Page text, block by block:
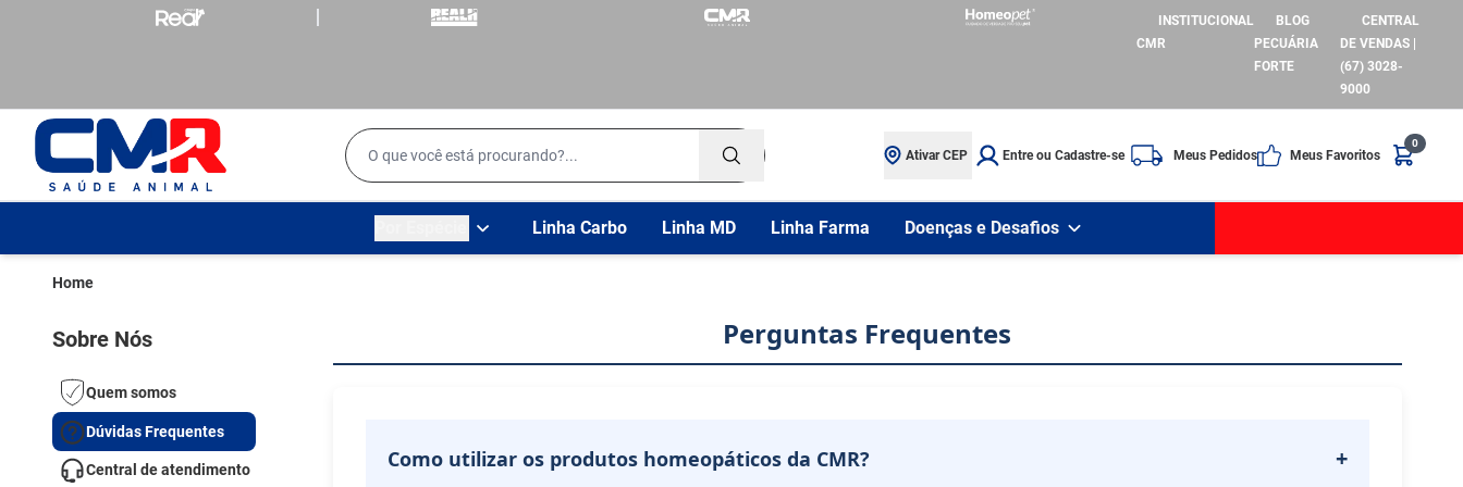
INSTITUCIONAL
CMR
BLOG
PECUÁRIA
FORTE
CENTRAL
DE VENDAS |
(67) 3028-
9000
AtivarCEP Entre ou Cadastre-se Meus Pedidos Meus Favoritos
0
Linha Carbo Linha MD Linha Farma Doenças e Desafios
Home
Sobre Nós
Quem somos
Dúvidas Frequentes
Central de atendimento
Perguntas Frequentes
Como utilizar os produtos homeopáticos da CMR? +